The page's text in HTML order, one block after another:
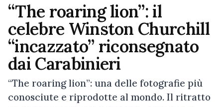
“The roaring lion”: il
celebre Winston Churchill
“incazzato” riconsegnato
dai Carabinieri
“The roaring lion”: una delle fotografie più
conosciute e riprodotte al mondo. Il ritratto